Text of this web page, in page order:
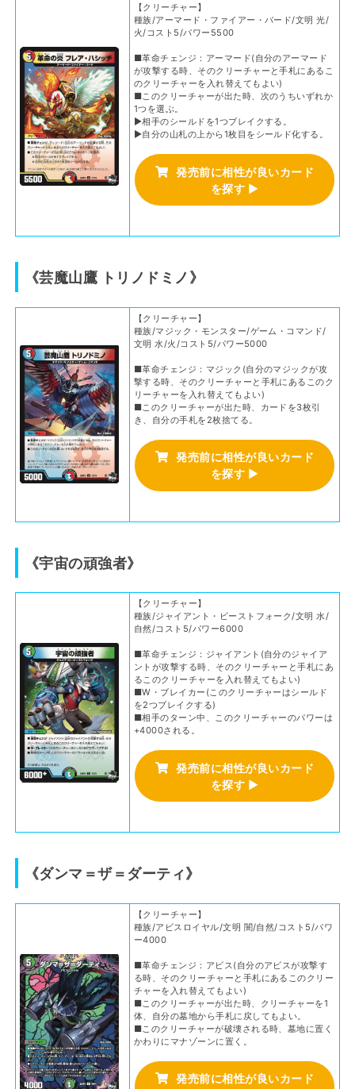
【クリーチャー】
種族/アーマード・ファイアー・バード/文明 光/
火/コスト5/パワー5500
■革命チェンジ：アーマード(自分のアーマード
が攻撃する時、そのクリーチャーと手札にあるこ
のクリーチャーを入れ替えてもよい)
■このクリーチャーが出た時、次のうちいずれか
1つを選ぶ。
▶相手のシールドを1つブレイクする。
▶自分の山札の上から1枚目をシールド化する。
発売前に相性が良いカード
を探す ▶
《芸魔山鷹 トリノドミノ》
【クリーチャー】
種族/マジック・モンスター/ゲーム・コマンド/
文明 水/火/コスト5/パワー5000
■革命チェンジ：マジック(自分のマジックが攻
撃する時、そのクリーチャーと手札にあるこのク
リーチャーを入れ替えてもよい)
■このクリーチャーが出た時、カードを3枚引
き、自分の手札を2枚捨てる。
発売前に相性が良いカード
を探す ▶
《宇宙の頑強者》
【クリーチャー】
種族/ジャイアント・ビーストフォーク/文明 水/
自然/コスト5/パワー6000
■革命チェンジ：ジャイアント(自分のジャイア
ントが攻撃する時、そのクリーチャーと手札にあ
るこのクリーチャーを入れ替えてもよい)
■W・ブレイカー(このクリーチャーはシールド
を2つブレイクする)
■相手のターン中、このクリーチャーのパワーは
+4000される。
発売前に相性が良いカード
を探す ▶
《ダンマ＝ザ＝ダーティ》
【クリーチャー】
種族/アビスロイヤル/文明 闇/自然/コスト5/パワ
ー4000
■革命チェンジ：アビス(自分のアビスが攻撃す
る時、そのクリーチャーと手札にあるこのクリー
チャーを入れ替えてもよい)
■このクリーチャーが出た時、クリーチャーを1
体、自分の墓地から手札に戻してもよい。
■このクリーチャーが破壊される時、墓地に置く
かわりにマナゾーンに置く。
発売前に相性が良いカード